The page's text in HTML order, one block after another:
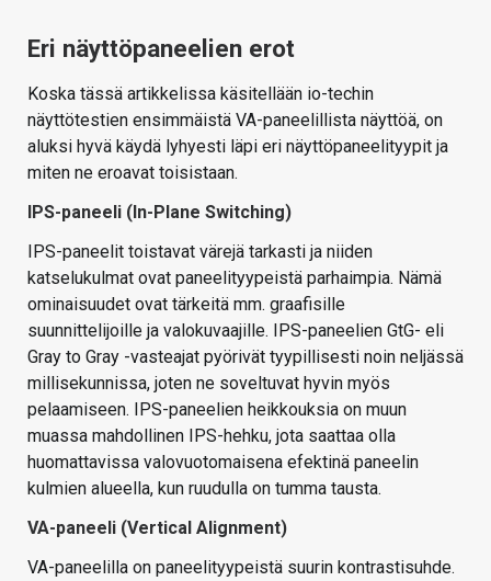
Eri näyttöpaneelien erot
Koska tässä artikkelissa käsitellään io-techin
näyttötestien ensimmäistä VA-paneelillista näyttöä, on
aluksi hyvä käydä lyhyesti läpi eri näyttöpaneelityypit ja
miten ne eroavat toisistaan.
IPS-paneeli (In-Plane Switching)
IPS-paneelit toistavat värejä tarkasti ja niiden
katselukulmat ovat paneelityypeistä parhaimpia. Nämä
ominaisuudet ovat tärkeitä mm. graafisille
suunnittelijoille ja valokuvaajille. IPS-paneelien GtG- eli
Gray to Gray -vasteajat pyörivät tyypillisesti noin neljässä
millisekunnissa, joten ne soveltuvat hyvin myös
pelaamiseen. IPS-paneelien heikkouksia on muun
muassa mahdollinen IPS-hehku, jota saattaa olla
huomattavissa valovuotomaisena efektinä paneelin
kulmien alueella, kun ruudulla on tumma tausta.
VA-paneeli (Vertical Alignment)
VA-paneelilla on paneelityypeistä suurin kontrastisuhde.